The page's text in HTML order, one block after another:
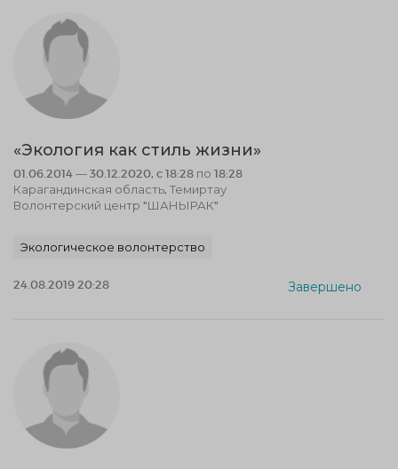
«Экология как стиль жизни»
01.06.2014 — 30.12.2020, c 18:28 по 18:28
Карагандинская область, Темиртау
Волонтерский центр "ШАНЫРАК"
Экологическое волонтерство
24.08.2019 20:28 Завершено